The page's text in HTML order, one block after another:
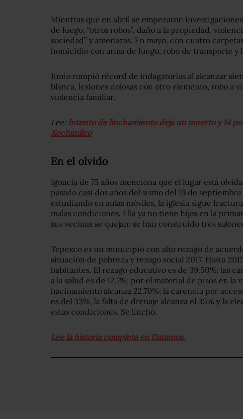
Mientras que en abril se empezaron
de fuego, “otros robos”, daño a la propiedad,
sociedad” y amenazas. En mayo, con cuatro
homicidio con arma de fuego, robo de transporte y
Junio rompió récord de indagatorias al alcanzar
blanca, lesiones dolosas con otro elemento, robo a
violencia familiar.
Lee: Intento de linchamiento deja un muerto y 14
Xochimilco
En el olvido
Ignacia de 75 años menciona que el lugar está
pasado casi dos años del sismo del 19 de
estudiando en aulas móviles, la iglesia sigue
malas condiciones. Ella ya no tiene hijos en la
sus vecinas se quejan; se han construido tres
Tepexco es un municipio con alto rezago de
situación de pobreza y rezago social 2017. Hasta
habitantes. El rezago educativo es de 39.50%; las
a la salud es de 12.7%; por el material de pisos en la
hacinamiento alcanza 22.70%; la carencia por
es del 33%, la falta de drenaje alcanza el 35% y la
estas condiciones. Se linchó.
Lee la historia completa en Datamos.